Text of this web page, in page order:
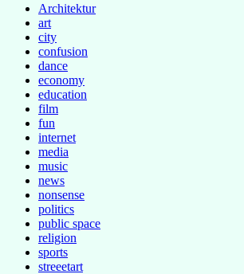
Architektur
art
city
confusion
dance
economy
education
film
fun
internet
media
music
news
nonsense
politics
public space
religion
sports
streeetart